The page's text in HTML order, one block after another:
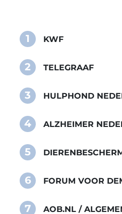
1 KWF
2 TELEGRAAF
3 HULPHOND
4 ALZHEIMER
5
6 FORUM VOOR
7 AOB.NL /